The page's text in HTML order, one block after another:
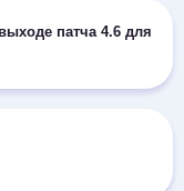
патча 4.6 для